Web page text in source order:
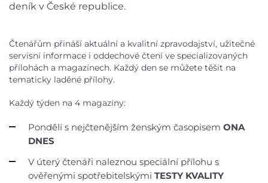
deník v České republice.
Čtenářům přináší aktuální a kvalitní zpravodajství, užitečné
servisní informace i oddechové čtení ve specializovaných
přílohách a magazínech. Každý den se můžete těšit na
tematicky laděné přílohy.
Každý týden na 4 magazíny:
Pondělí s nejčtenějším ženským časopisem ONA
DNES
V úterý čtenáři naleznou speciální přílohu s
ověřenými spotřebitelskými TESTY KVALITY